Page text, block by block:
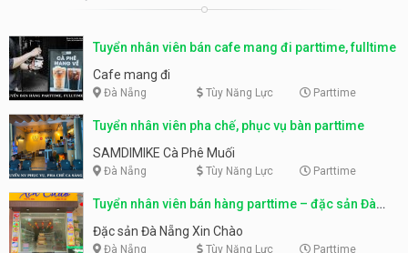
Tuyển nhân viên bán cafe mang đi parttime, fulltime
Cafe mang đi
Đà Nẵng Tùy Năng Lực Parttime
Tuyển nhân viên pha chế, phục vụ bàn parttime
SAMDIMIKE Cà Phê Muối
Đà Nẵng Tùy Năng Lực Parttime
Tuyển nhân viên bán hàng parttime – đặc sản Đà
Nẵng
Đặc sản Đà Nẵng Xin Chào
Đà Nẵng Tùy Năng Lực Parttime